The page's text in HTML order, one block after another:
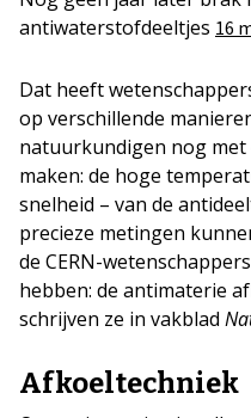
antiwaterstofdeeltjes 16
Dat heeft
op verschillende
natuurkundigen nog
maken: de hoge
snelheid – van de
precieze metingen
de CERN-
hebben: de antimaterie
schrijven ze in vakblad
Afkoeltechniek